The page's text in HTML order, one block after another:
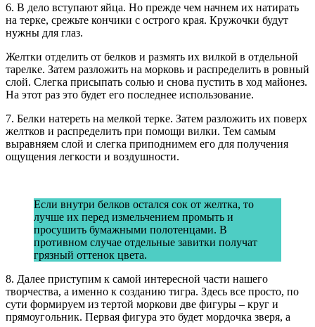
6. В дело вступают яйца. Но прежде чем начнем их натирать
на терке, срежьте кончики с острого края. Кружочки будут
нужны для глаз.
Желтки отделить от белков и размять их вилкой в отдельной
тарелке. Затем разложить на морковь и распределить в ровный
слой. Слегка присыпать солью и снова пустить в ход майонез.
На этот раз это будет его последнее использование.
7. Белки натереть на мелкой терке. Затем разложить их поверх
желтков и распределить при помощи вилки. Тем самым
выравняем слой и слегка приподнимем его для получения
ощущения легкости и воздушности.
Если внутри белков остался сок от желтка, то
лучше их перед измельчением промыть и
просушить бумажными полотенцами. В
противном случае отдельные завитки получат
грязный оттенок цвета.
8. Далее приступим к самой интересной части нашего
творчества, а именно к созданию тигра. Здесь все просто, по
сути формируем из тертой моркови две фигуры – круг и
прямоугольник. Первая фигура это будет мордочка зверя, а